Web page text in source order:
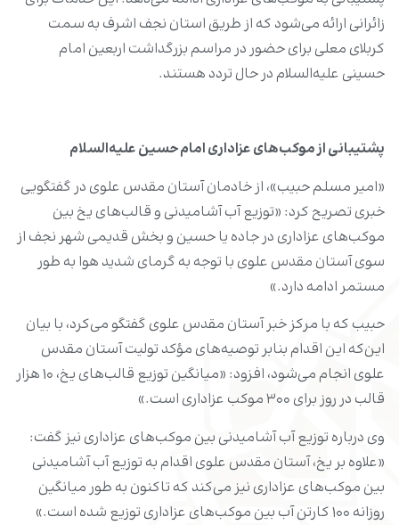
زائرانی ارائه می‌شود که از طریق استان نجف اشرف به سمت
کربلای معلی برای حضور در مراسم بزرگداشت اربعین امام
حسینی علیه‌السلام در حال تردد هستند.
پشتیبانی از موکب‌های عزاداری امام حسین علیه‌السلام
«امیر مسلم حبیب»، از خادمان آستان مقدس علوی در گفتگویی
خبری تصریح کرد: «توزیع آب آشامیدنی و قالب‌های یخ بین
موکب‌های عزاداری در جاده یا حسین و بخش قدیمی شهر نجف از
سوی آستان مقدس علوی با توجه به گرمای شدید هوا به طور
مستمر ادامه دارد.»
حبیب که با مرکز خبر آستان مقدس علوی گفتگو می‌کرد، با بیان
این‌که این اقدام بنابر توصیه‌های مؤکد تولیت آستان مقدس
علوی انجام می‌شود، افزود: «میانگین توزیع قالب‌های یخ، ۱۰ هزار
قالب در روز برای ۳۰۰ موکب عزاداری است.»
وی درباره توزیع آب آشامیدنی بین موکب‌های عزاداری نیز گفت:
«علاوه بر یخ، آستان مقدس علوی اقدام به توزیع آب آشامیدنی
بین موکب‌های عزاداری نیز می‌کند که تاکنون به طور میانگین
روزانه ۱۰۰ کارتن آب بین موکب‌های عزاداری توزیع شده است.»